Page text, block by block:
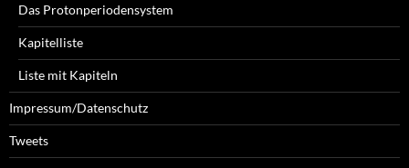
Das Protonperiodensystem
Kapitelliste
Liste mit Kapiteln
Impressum/Datenschutz
Tweets